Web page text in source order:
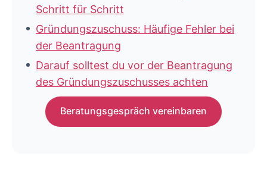
Schritt für Schritt
Gründungszuschuss: Häufige Fehler bei
der Beantragung
Darauf solltest du vor der Beantragung
des Gründungszuschusses achten
Beratungsgespräch vereinbaren